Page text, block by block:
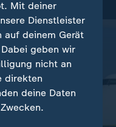
Mit deiner
Dienstleister
auf deinem Gerät
geben wir
nicht an
direkten
deine Daten